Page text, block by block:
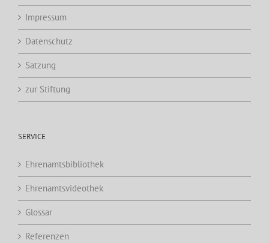
Impressum
Datenschutz
Satzung
zur Stiftung
SERVICE
Ehrenamtsbibliothek
Ehrenamtsvideothek
Glossar
Referenzen